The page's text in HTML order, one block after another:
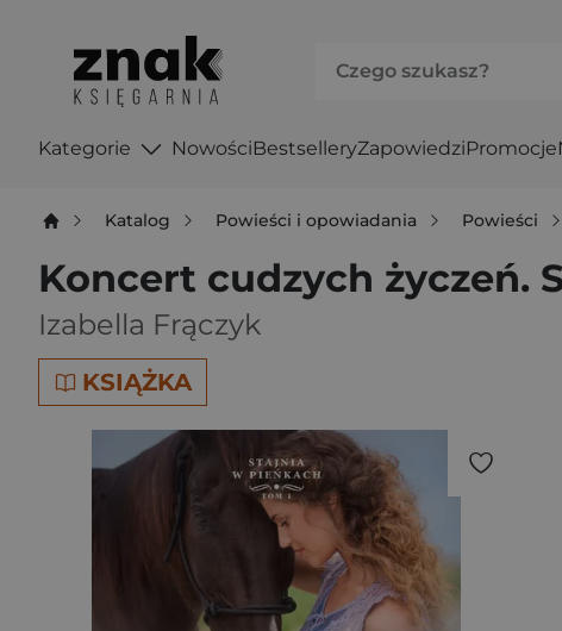
Kategorie NowościBestselleryZapowiedziPromocje
Katalog Powieści i opowiadania Powieści
Koncert cudzych życzeń.
Izabella Frączyk
KSIĄŻKA